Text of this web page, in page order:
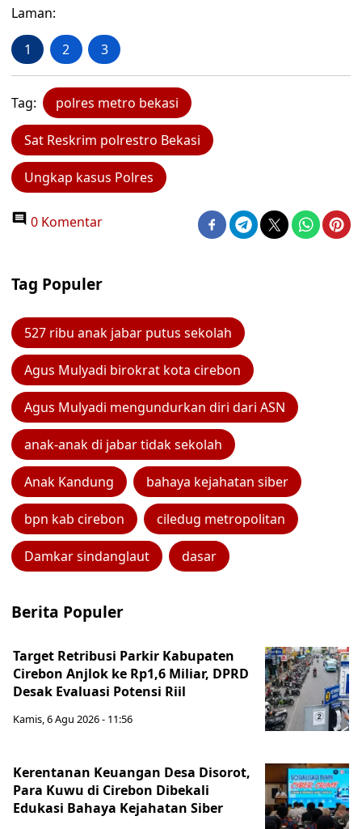
Laman:
1 2 3
Tag: polres metro bekasi
Sat Reskrim polrestro Bekasi
Ungkap kasus Polres
0 Komentar
Tag Populer
527 ribu anak jabar putus sekolah
Agus Mulyadi birokrat kota cirebon
Agus Mulyadi mengundurkan diri dari ASN
anak-anak di jabar tidak sekolah
Anak Kandung bahaya kejahatan siber
bpn kab cirebon ciledug metropolitan
Damkar sindanglaut dasar
Berita Populer
Target Retribusi Parkir Kabupaten
Cirebon Anjlok ke Rp1,6 Miliar, DPRD
Desak Evaluasi Potensi Riil
Kamis, 6 Agu 2026 - 11:56
Kerentanan Keuangan Desa Disorot,
Para Kuwu di Cirebon Dibekali
Edukasi Bahaya Kejahatan Siber